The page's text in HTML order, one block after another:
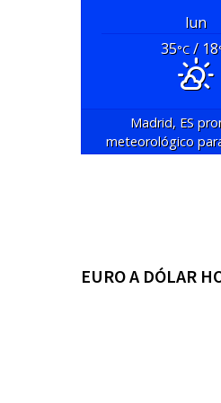
lun
35°C/ 18
Madrid, ES
meteorológico
EURO A DÓLAR